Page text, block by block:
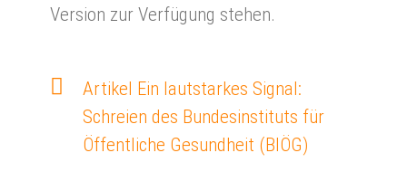
Version zur Verfügung stehen.
Artikel Ein lautstarkes Signal:
Schreien des Bundesinstituts für
Öffentliche Gesundheit (BIÖG)